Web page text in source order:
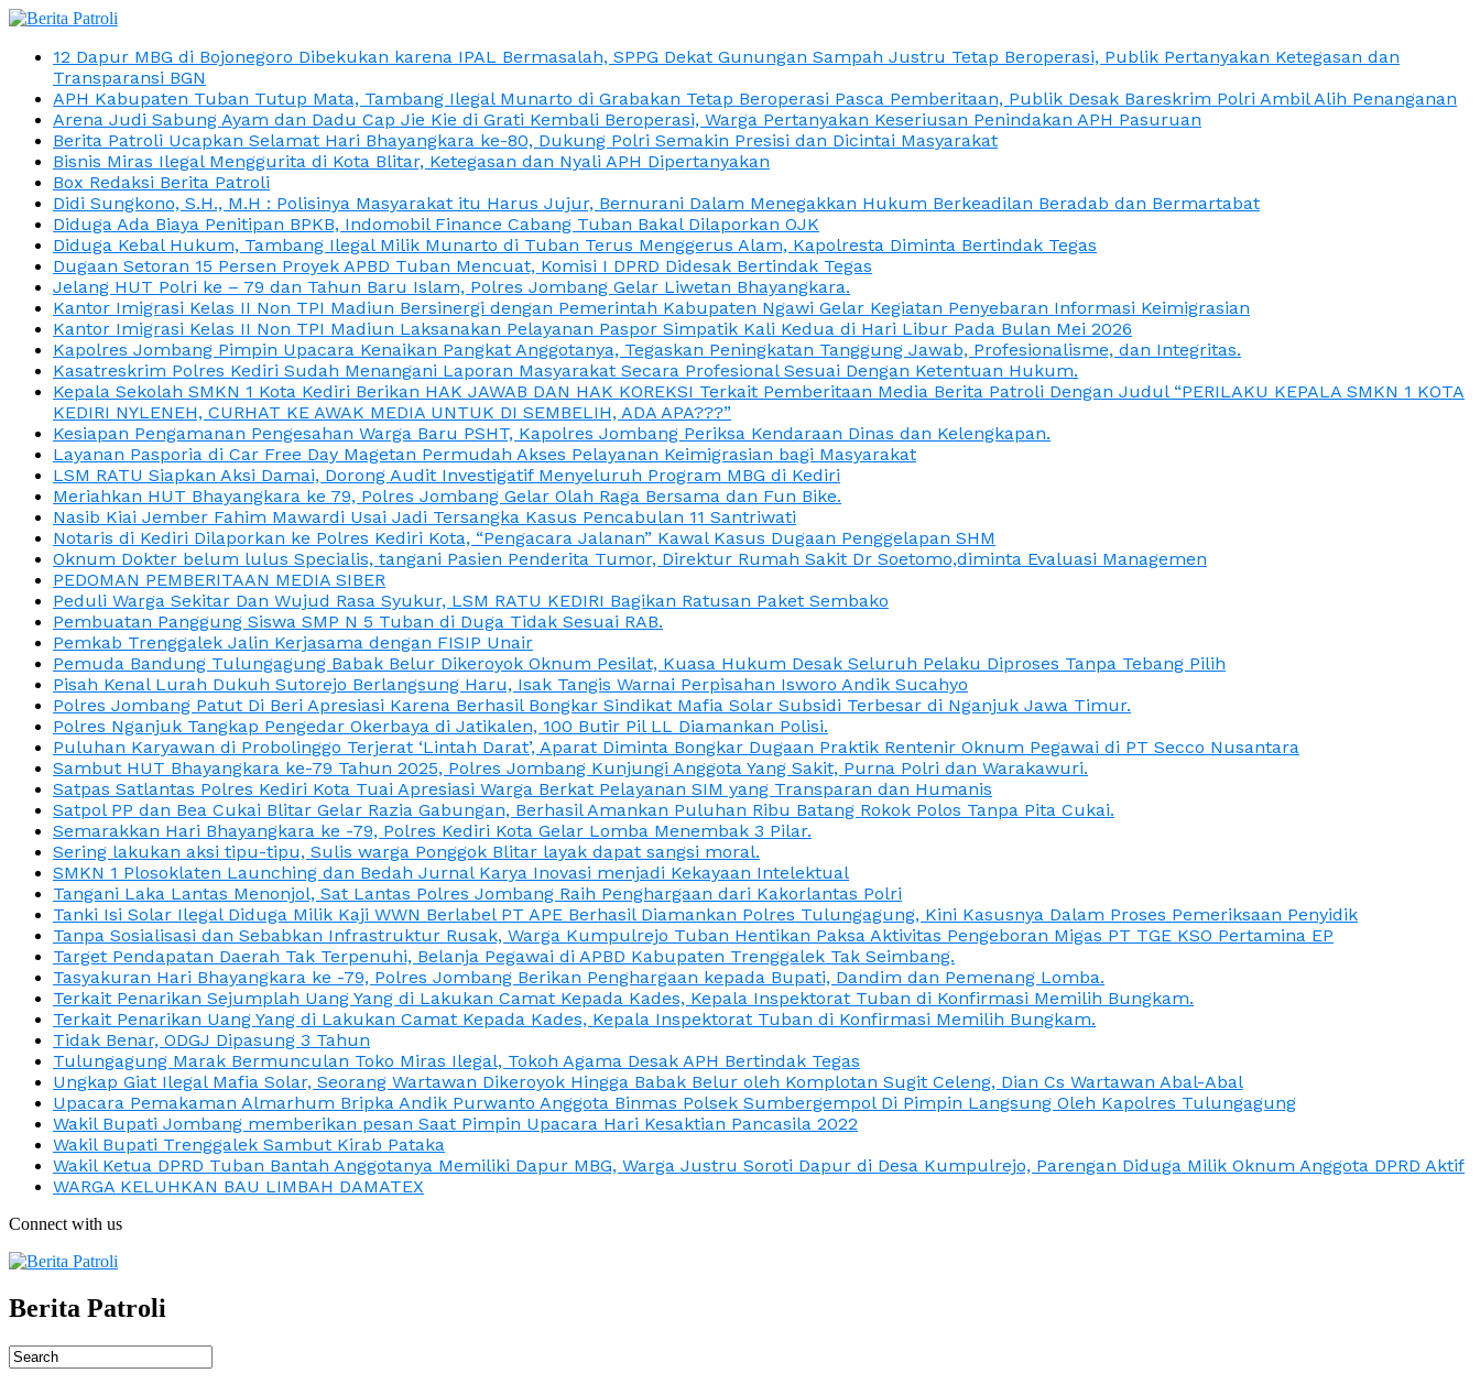
12 Dapur MBG di Bojonegoro Dibekukan karena IPAL Bermasalah, SPPG Dekat Gunungan Sampah Justru Tetap Beroperasi, Publik Pertanyakan Ketegasan dan
Transparansi BGN
APH Kabupaten Tuban Tutup Mata, Tambang Ilegal Munarto di Grabakan Tetap Beroperasi Pasca Pemberitaan, Publik Desak Bareskrim Polri Ambil Alih Penanganan
Arena Judi Sabung Ayam dan Dadu Cap Jie Kie di Grati Kembali Beroperasi, Warga Pertanyakan Keseriusan Penindakan APH Pasuruan
Berita Patroli Ucapkan Selamat Hari Bhayangkara ke-80, Dukung Polri Semakin Presisi dan Dicintai Masyarakat
Bisnis Miras Ilegal Menggurita di Kota Blitar, Ketegasan dan Nyali APH Dipertanyakan
Box Redaksi Berita Patroli
Didi Sungkono, S.H., M.H : Polisinya Masyarakat itu Harus Jujur, Bernurani Dalam Menegakkan Hukum Berkeadilan Beradab dan Bermartabat
Diduga Ada Biaya Penitipan BPKB, Indomobil Finance Cabang Tuban Bakal Dilaporkan OJK
Diduga Kebal Hukum, Tambang Ilegal Milik Munarto di Tuban Terus Menggerus Alam, Kapolresta Diminta Bertindak Tegas
Dugaan Setoran 15 Persen Proyek APBD Tuban Mencuat, Komisi I DPRD Didesak Bertindak Tegas
Jelang HUT Polri ke – 79 dan Tahun Baru Islam, Polres Jombang Gelar Liwetan Bhayangkara.
Kantor Imigrasi Kelas II Non TPI Madiun Bersinergi dengan Pemerintah Kabupaten Ngawi Gelar Kegiatan Penyebaran Informasi Keimigrasian
Kantor Imigrasi Kelas II Non TPI Madiun Laksanakan Pelayanan Paspor Simpatik Kali Kedua di Hari Libur Pada Bulan Mei 2026
Kapolres Jombang Pimpin Upacara Kenaikan Pangkat Anggotanya, Tegaskan Peningkatan Tanggung Jawab, Profesionalisme, dan Integritas.
Kasatreskrim Polres Kediri Sudah Menangani Laporan Masyarakat Secara Profesional Sesuai Dengan Ketentuan Hukum.
Kepala Sekolah SMKN 1 Kota Kediri Berikan HAK JAWAB DAN HAK KOREKSI Terkait Pemberitaan Media Berita Patroli Dengan Judul “PERILAKU KEPALA SMKN 1 KOTA
KEDIRI NYLENEH, CURHAT KE AWAK MEDIA UNTUK DI SEMBELIH, ADA APA???”
Kesiapan Pengamanan Pengesahan Warga Baru PSHT, Kapolres Jombang Periksa Kendaraan Dinas dan Kelengkapan.
Layanan Pasporia di Car Free Day Magetan Permudah Akses Pelayanan Keimigrasian bagi Masyarakat
LSM RATU Siapkan Aksi Damai, Dorong Audit Investigatif Menyeluruh Program MBG di Kediri
Meriahkan HUT Bhayangkara ke 79, Polres Jombang Gelar Olah Raga Bersama dan Fun Bike.
Nasib Kiai Jember Fahim Mawardi Usai Jadi Tersangka Kasus Pencabulan 11 Santriwati
Notaris di Kediri Dilaporkan ke Polres Kediri Kota, “Pengacara Jalanan” Kawal Kasus Dugaan Penggelapan SHM
Oknum Dokter belum lulus Specialis, tangani Pasien Penderita Tumor, Direktur Rumah Sakit Dr Soetomo,diminta Evaluasi Managemen
PEDOMAN PEMBERITAAN MEDIA SIBER
Peduli Warga Sekitar Dan Wujud Rasa Syukur, LSM RATU KEDIRI Bagikan Ratusan Paket Sembako
Pembuatan Panggung Siswa SMP N 5 Tuban di Duga Tidak Sesuai RAB.
Pemkab Trenggalek Jalin Kerjasama dengan FISIP Unair
Pemuda Bandung Tulungagung Babak Belur Dikeroyok Oknum Pesilat, Kuasa Hukum Desak Seluruh Pelaku Diproses Tanpa Tebang Pilih
Pisah Kenal Lurah Dukuh Sutorejo Berlangsung Haru, Isak Tangis Warnai Perpisahan Isworo Andik Sucahyo
Polres Jombang Patut Di Beri Apresiasi Karena Berhasil Bongkar Sindikat Mafia Solar Subsidi Terbesar di Nganjuk Jawa Timur.
Polres Nganjuk Tangkap Pengedar Okerbaya di Jatikalen, 100 Butir Pil LL Diamankan Polisi.
Puluhan Karyawan di Probolinggo Terjerat ‘Lintah Darat’, Aparat Diminta Bongkar Dugaan Praktik Rentenir Oknum Pegawai di PT Secco Nusantara
Sambut HUT Bhayangkara ke-79 Tahun 2025, Polres Jombang Kunjungi Anggota Yang Sakit, Purna Polri dan Warakawuri.
Satpas Satlantas Polres Kediri Kota Tuai Apresiasi Warga Berkat Pelayanan SIM yang Transparan dan Humanis
Satpol PP dan Bea Cukai Blitar Gelar Razia Gabungan, Berhasil Amankan Puluhan Ribu Batang Rokok Polos Tanpa Pita Cukai.
Semarakkan Hari Bhayangkara ke -79, Polres Kediri Kota Gelar Lomba Menembak 3 Pilar.
Sering lakukan aksi tipu-tipu, Sulis warga Ponggok Blitar layak dapat sangsi moral.
SMKN 1 Plosoklaten Launching dan Bedah Jurnal Karya Inovasi menjadi Kekayaan Intelektual
Tangani Laka Lantas Menonjol, Sat Lantas Polres Jombang Raih Penghargaan dari Kakorlantas Polri
Tanki Isi Solar Ilegal Diduga Milik Kaji WWN Berlabel PT APE Berhasil Diamankan Polres Tulungagung, Kini Kasusnya Dalam Proses Pemeriksaan Penyidik
Tanpa Sosialisasi dan Sebabkan Infrastruktur Rusak, Warga Kumpulrejo Tuban Hentikan Paksa Aktivitas Pengeboran Migas PT TGE KSO Pertamina EP
Target Pendapatan Daerah Tak Terpenuhi, Belanja Pegawai di APBD Kabupaten Trenggalek Tak Seimbang.
Tasyakuran Hari Bhayangkara ke -79, Polres Jombang Berikan Penghargaan kepada Bupati, Dandim dan Pemenang Lomba.
Terkait Penarikan Sejumplah Uang Yang di Lakukan Camat Kepada Kades, Kepala Inspektorat Tuban di Konfirmasi Memilih Bungkam.
Terkait Penarikan Uang Yang di Lakukan Camat Kepada Kades, Kepala Inspektorat Tuban di Konfirmasi Memilih Bungkam.
Tidak Benar, ODGJ Dipasung 3 Tahun
Tulungagung Marak Bermunculan Toko Miras Ilegal, Tokoh Agama Desak APH Bertindak Tegas
Ungkap Giat Ilegal Mafia Solar, Seorang Wartawan Dikeroyok Hingga Babak Belur oleh Komplotan Sugit Celeng, Dian Cs Wartawan Abal-Abal
Upacara Pemakaman Almarhum Bripka Andik Purwanto Anggota Binmas Polsek Sumbergempol Di Pimpin Langsung Oleh Kapolres Tulungagung
Wakil Bupati Jombang memberikan pesan Saat Pimpin Upacara Hari Kesaktian Pancasila 2022
Wakil Bupati Trenggalek Sambut Kirab Pataka
Wakil Ketua DPRD Tuban Bantah Anggotanya Memiliki Dapur MBG, Warga Justru Soroti Dapur di Desa Kumpulrejo, Parengan Diduga Milik Oknum Anggota DPRD Aktif
WARGA KELUHKAN BAU LIMBAH DAMATEX
Connect with us
Berita Patroli